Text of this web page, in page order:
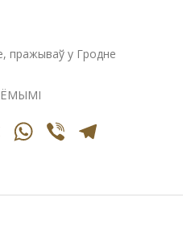
пражываў у Гродне
VK WhatsApp
Viber